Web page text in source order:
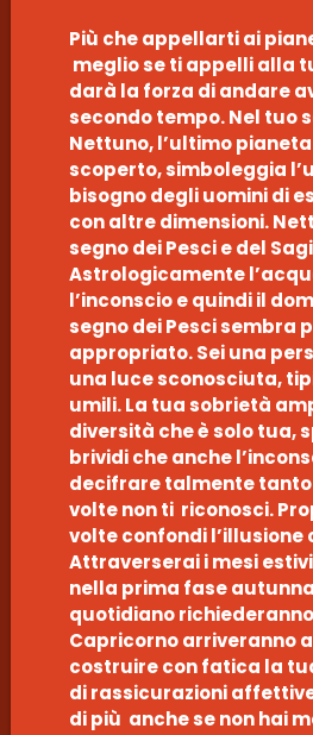
Più che appellarti ai
meglio se ti appelli alla
darà la forza di andare
secondo tempo. Nel tuo
Nettuno, l’ultimo
scoperto, simboleggia
bisogno degli uomini di
con altre dimensioni.
segno dei Pesci e del
Astrologicamente
l’inconscio e quindi il
segno dei Pesci sembra
appropriato. Sei una
una luce sconosciuta,
umili. La tua sobrietà
diversità che è solo tua,
brividi che anche
decifrare talmente tanto
volte non ti riconosci.
volte confondi l’illusione
Attraverserai i mesi
nella prima fase
quotidiano
Capricorno arriveranno
costruire con fatica la
di rassicurazioni
di più anche se non hai